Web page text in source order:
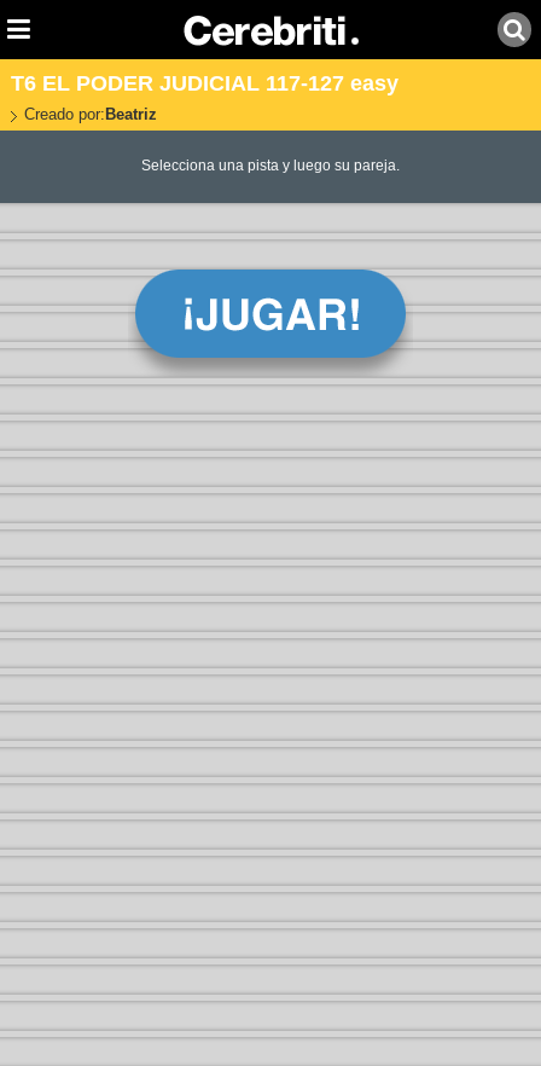
T6 EL PODER JUDICIAL 117-127 easy
Creado por: Beatriz
Selecciona una pista y luego su pareja.